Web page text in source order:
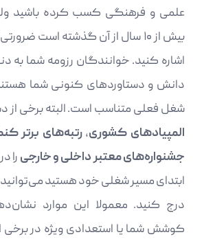
علمی و فرهنگی کسب کرده باشید
بیش از ۱۰ سال از آن گذشته است
اشاره کنید. خوانندگان رزومه شما به
دانش و دستاوردهای کنونی شما
شغل فعلی متناسب است. البته برخی از
المپیادهای کشوری،رتبه‌های برتر
جشنواره‌های معتبر داخلی و خارجی را
ابتدای مسیر شغلی خود هستید
درج کنید. معمولا این موارد
کوشش شما یا استعدادی ویژه در برخی